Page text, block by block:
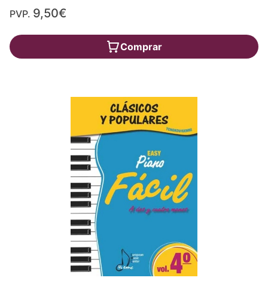
PVP. 9,50€
Comprar